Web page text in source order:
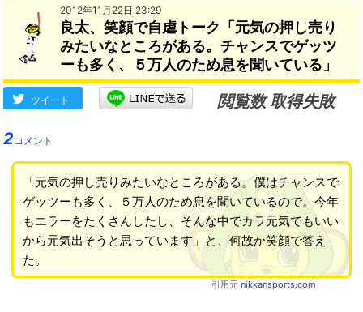
2012年11月22日 23:29
良太、笑顔で自虐トーク「元気の押し売り
みたいなところがある。チャンスでゲッツ
ーも多く、５万人のため息を聞いている」
ツイート
閲覧数 取得失敗
2コメント
「元気の押し売りみたいなところがある。僕はチャンスで
ゲッツーも多く、５万人のため息を聞いているので。今年
もエラーをたくさんしたし、そんな中でカラ元気でもいい
から元気出そうと思っています」と、何故か笑顔で答え
た。
引用元 nikkansports.com